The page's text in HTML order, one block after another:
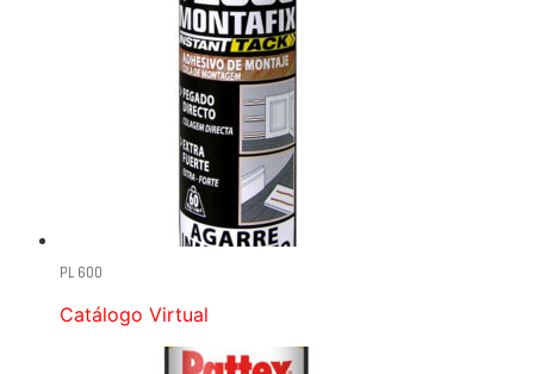
PL 600
Catálogo Virtual